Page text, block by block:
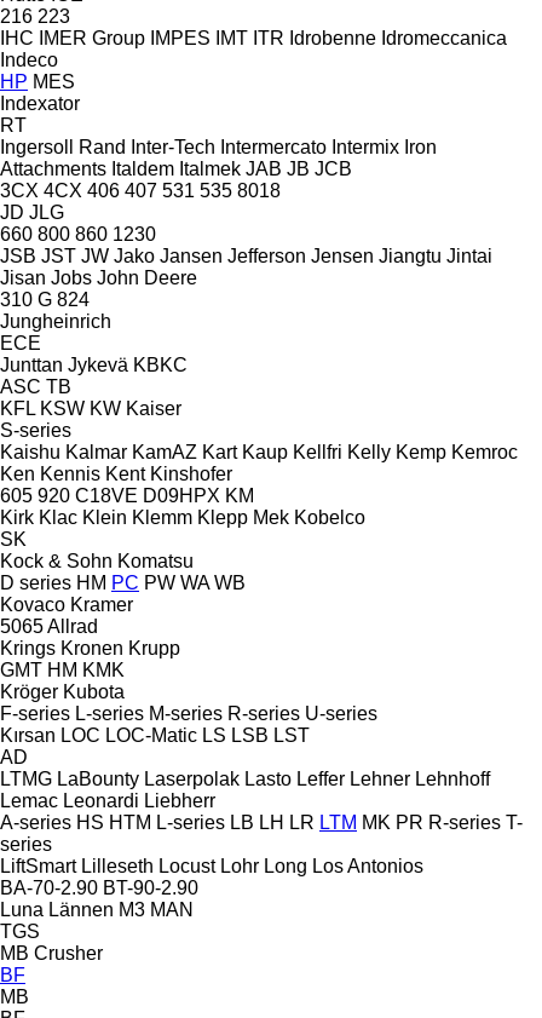
216 223
IHC
IMER Group IMPES IMT ITR Idrobenne Idromeccanica
Indeco
HP MES
Indexator
RT
Ingersoll Rand
Inter-Tech Intermercato Intermix Iron
Attachments Italdem Italmek JAB JB JCB
3CX 4CX 406 407 531 535 8018
JD JLG
660 800 860 1230
JSB JST JW Jako Jansen Jefferson Jensen Jiangtu Jintai
Jisan Jobs John Deere
310 G 824
Jungheinrich
ECE
Junttan Jykevä KBKC
ASC TB
KFL KSW KW Kaiser
S-series
Kaishu Kalmar KamAZ Kart Kaup Kellfri Kelly Kemp Kemroc
Ken Kennis Kent Kinshofer
605 920 C18VE D09HPX KM
Kirk Klac Klein Klemm Klepp Mek Kobelco
SK
Kock & Sohn Komatsu
D series HM PC PW WA WB
Kovaco Kramer
5065Allrad
Krings Kronen Krupp
GMT HM KMK
Kröger Kubota
F-series L-series M-series R-series U-series
Kırsan LOC LOC-Matic LS LSB LST
AD
LTMG LaBounty Laserpolak Lasto Leffer Lehner Lehnhoff
Lemac Leonardi Liebherr
A-series HS HTM L-series LB LH LR LTM MK PR R-series T-
series
LiftSmart Lilleseth Locust Lohr Long Los Antonios
BA-70-2.90 BT-90-2.90
Luna Lännen M3 MAN
TGS
MB Crusher
BF
MB